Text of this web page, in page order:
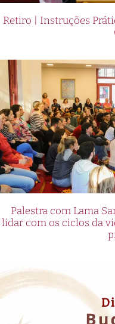
Retiro | Instruções
Palestra com Lama
lidar com os ciclos da